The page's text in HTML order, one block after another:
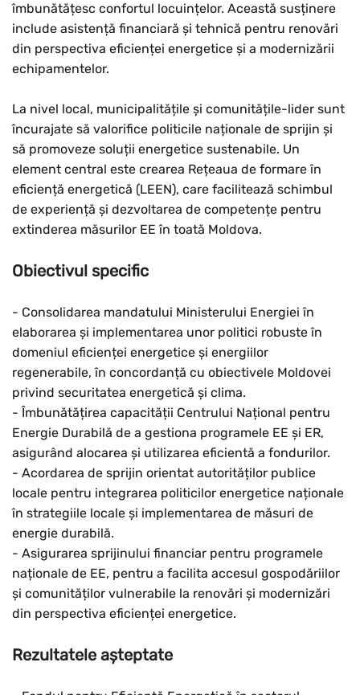
îmbunătățesc confortul locuințelor. Această susținere
include asistență financiară și tehnică pentru renovări
din perspectiva eficienței energetice și a modernizării
echipamentelor.
La nivel local, municipalitățile și comunitățile-lider sunt
încurajate să valorifice politicile naționale de sprijin și
să promoveze soluții energetice sustenabile. Un
element central este crearea Rețeaua de formare în
eficiență energetică (LEEN), care facilitează schimbul
de experiență și dezvoltarea de competențe pentru
extinderea măsurilor EE în toată Moldova.
Obiectivul specific
- Consolidarea mandatului Ministerului Energiei în
elaborarea și implementarea unor politici robuste în
domeniul eficienței energetice și energiilor
regenerabile, în concordanță cu obiectivele Moldovei
privind securitatea energetică și clima.
- Îmbunătățirea capacității Centrului Național pentru
Energie Durabilă de a gestiona programele EE și ER,
asigurând alocarea și utilizarea eficientă a fondurilor.
- Acordarea de sprijin orientat autorităților publice
locale pentru integrarea politicilor energetice naționale
în strategiile locale și implementarea de măsuri de
energie durabilă.
- Asigurarea sprijinului financiar pentru programele
naționale de EE, pentru a facilita accesul gospodăriilor
și comunităților vulnerabile la renovări și modernizări
din perspectiva eficienței energetice.
Rezultatele așteptate